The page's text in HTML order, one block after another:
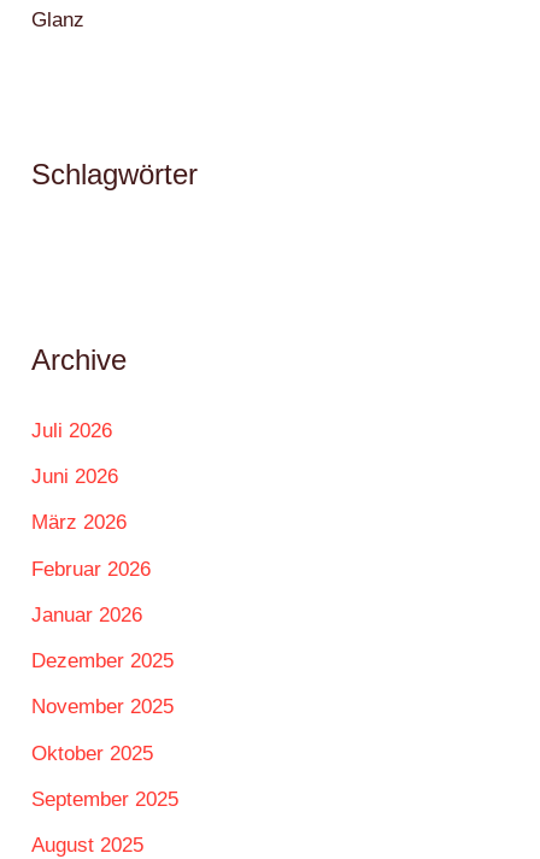
Glanz
Schlagwörter
Archive
Juli 2026
Juni 2026
März 2026
Februar 2026
Januar 2026
Dezember 2025
November 2025
Oktober 2025
September 2025
August 2025